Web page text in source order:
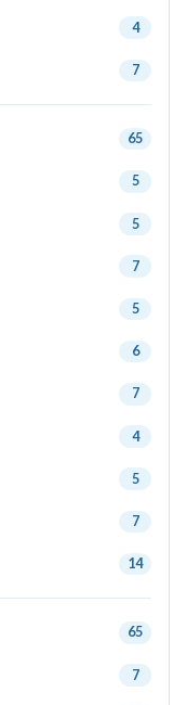
4
7
65
5
5
7
5
6
7
4
5
7
14
65
7